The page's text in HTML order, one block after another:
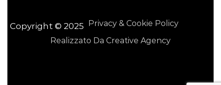
Copyright © 2025 Privacy & Cookie Policy
Realizzato Da Creative Agency